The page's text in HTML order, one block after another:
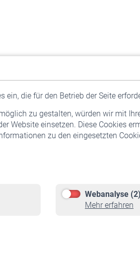
ein, die für den Betrieb der Seite
zu gestalten, würden wir mit
Website einsetzen. Diese Cookies
zu den eingesetzten
Webanalyse (2)
Mehr erfahren
Rente beantragen
Rentenauszahlung